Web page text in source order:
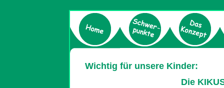
Wichtig für unsere Kinder:
Die